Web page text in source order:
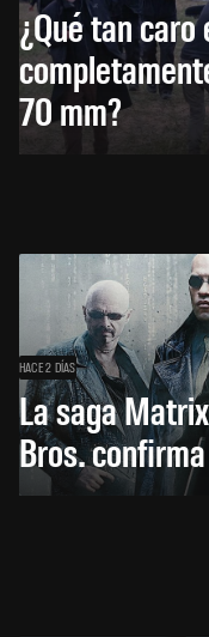
¿Qué tan
70 mm?
HACE 2 DÍAS
La saga
Bros.